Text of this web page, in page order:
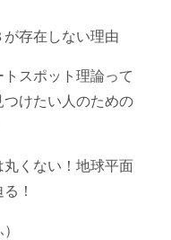
が存在しない理由
トスポット理論って
けたい人のための
丸くない！地球平面
！